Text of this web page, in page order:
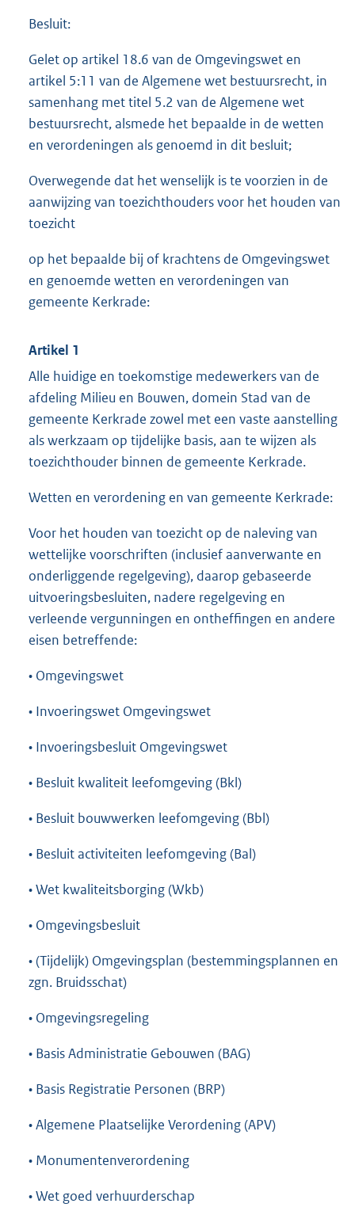
Besluit:
Gelet op artikel 18.6 van de Omgevingswet en
artikel 5:11 van de Algemene wet bestuursrecht, in
samenhang met titel 5.2 van de Algemene wet
bestuursrecht, alsmede het bepaalde in de wetten
en verordeningen als genoemd in dit besluit;
Overwegende dat het wenselijk is te voorzien in de
aanwijzing van toezichthouders voor het houden van
toezicht
op het bepaalde bij of krachtens de Omgevingswet
en genoemde wetten en verordeningen van
gemeente Kerkrade:
Artikel 1
Alle huidige en toekomstige medewerkers van de
afdeling Milieu en Bouwen, domein Stad van de
gemeente Kerkrade zowel met een vaste aanstelling
als werkzaam op tijdelijke basis, aan te wijzen als
toezichthouder binnen de gemeente Kerkrade.
Wetten en verordening en van gemeente Kerkrade:
Voor het houden van toezicht op de naleving van
wettelijke voorschriften (inclusief aanverwante en
onderliggende regelgeving), daarop gebaseerde
uitvoeringsbesluiten, nadere regelgeving en
verleende vergunningen en ontheffingen en andere
eisen betreffende:
• Omgevingswet
• Invoeringswet Omgevingswet
• Invoeringsbesluit Omgevingswet
• Besluit kwaliteit leefomgeving (Bkl)
• Besluit bouwwerken leefomgeving (Bbl)
• Besluit activiteiten leefomgeving (Bal)
• Wet kwaliteitsborging (Wkb)
• Omgevingsbesluit
• (Tijdelijk) Omgevingsplan (bestemmingsplannen en
zgn. Bruidsschat)
• Omgevingsregeling
• Basis Administratie Gebouwen (BAG)
• Basis Registratie Personen (BRP)
• Algemene Plaatselijke Verordening (APV)
• Monumentenverordening
• Wet goed verhuurderschap